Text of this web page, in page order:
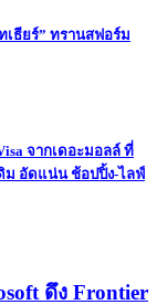
เธียร์” ทรานสฟอร์ม
จากเดอะมอลล์ ที่
ม อัดแน่น ช้อปปิ้ง-ไลฟ์
ดึง Frontier